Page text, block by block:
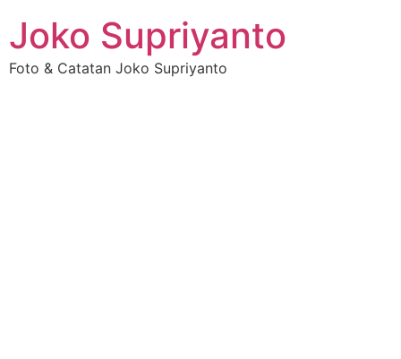
Joko Supriyanto
Foto & Catatan Joko Supriyanto